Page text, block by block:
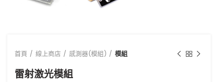
首頁 線上商店 感測器(模組) 模組
雷射激光模組